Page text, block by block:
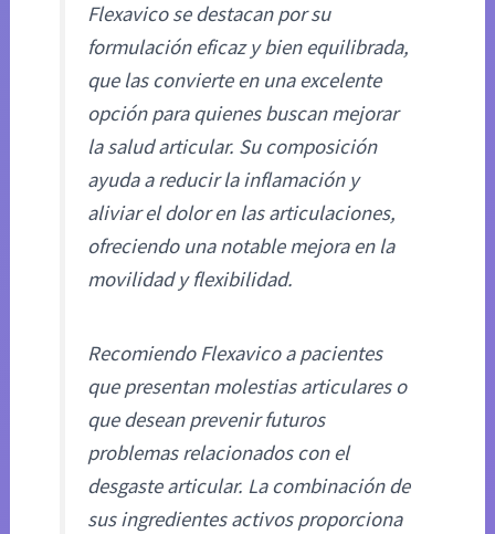
Flexavico se destacan por su
formulación eficaz y bien equilibrada,
que las convierte en una excelente
opción para quienes buscan mejorar
la salud articular. Su composición
ayuda a reducir la inflamación y
aliviar el dolor en las articulaciones,
ofreciendo una notable mejora en la
movilidad y flexibilidad.
Recomiendo Flexavico a pacientes
que presentan molestias articulares o
que desean prevenir futuros
problemas relacionados con el
desgaste articular. La combinación de
sus ingredientes activos proporciona